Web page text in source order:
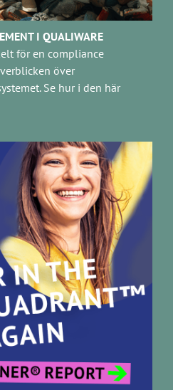
I QUALIWARE
för en compliance
över
Se hur i den här